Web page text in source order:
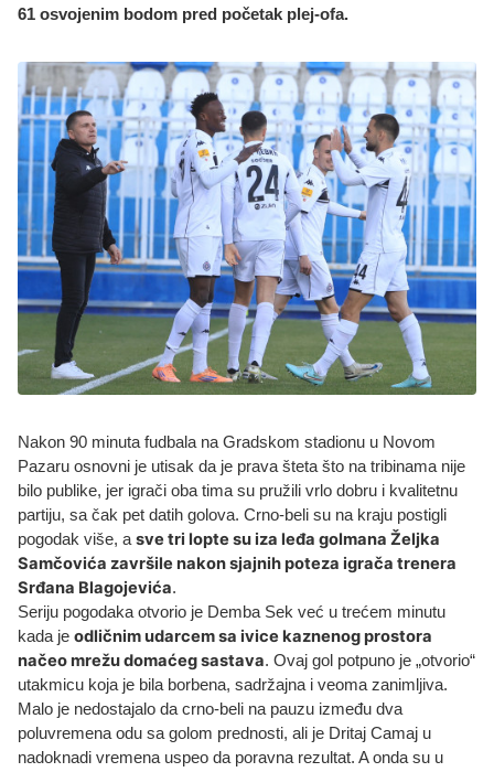
61 osvojenim bodom pred početak plej-ofa.
Nakon 90 minuta fudbala na Gradskom stadionu u Novom
Pazaru osnovni je utisak da je prava šteta što na tribinama nije
bilo publike, jer igrači oba tima su pružili vrlo dobru i kvalitetnu
partiju, sa čak pet datih golova. Crno-beli su na kraju postigli
pogodak više, asve tri lopte su iza leđa golmana Željka
Samčovića završile nakon sjajnih poteza igrača trenera
Srđana Blagojevića.
Seriju pogodaka otvorio je Demba Sek već u trećem minutu
kada je odličnim udarcem sa ivice kaznenog prostora
načeo mrežu domaćeg sastava. Ovaj gol potpuno je „otvorio“
utakmicu koja je bila borbena, sadržajna i veoma zanimljiva.
Malo je nedostajalo da crno-beli na pauzu između dva
poluvremena odu sa golom prednosti, ali je Dritaj Camaj u
nadoknadi vremena uspeo da poravna rezultat. A onda su u